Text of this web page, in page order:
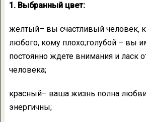
1. Выбранный цвет:
желтый– вы счастливый человек,
любого, кому плохо;голубой – вы
постоянно ждете внимания и ласк
человека;
красный– ваша жизнь полна
энергичны;